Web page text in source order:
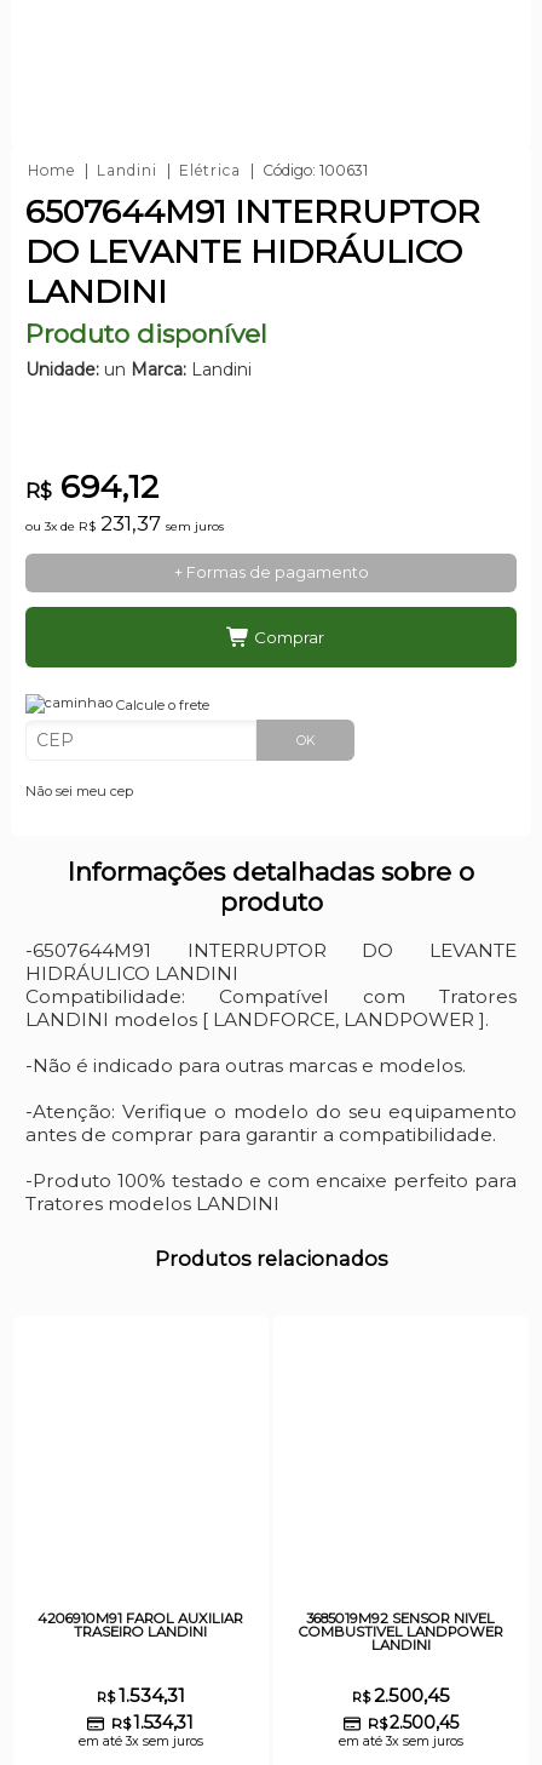
Home Landini Elétrica Código: 100631
6507644M91 INTERRUPTOR
DO LEVANTE HIDRÁULICO
LANDINI
Produto disponível
Unidade:un Marca:Landini
R$694,12
ou 3x de R$231,37 sem juros
+ Formas de pagamento
Comprar
Calcule o frete
OK
Não sei meu cep
Informações detalhadas sobre o
produto
-6507644M91 INTERRUPTOR DO LEVANTE
HIDRÁULICO LANDINI
Compatibilidade: Compatível com Tratores
LANDINI modelos [ LANDFORCE, LANDPOWER ].
-Não é indicado para outras marcas e modelos.
-Atenção: Verifique o modelo do seu equipamento
antes de comprar para garantir a compatibilidade.
-Produto 100% testado e com encaixe perfeito para
Tratores modelos LANDINI
Produtos relacionados
4206910M91 FAROL AUXILIAR
TRASEIRO LANDINI
R$1.534,31
R$1.534,31
em até 3x sem juros
3685019M92 SENSOR NIVEL
COMBUSTIVEL LANDPOWER
LANDINI
R$2.500,45
R$2.500,45
em até 3x sem juros